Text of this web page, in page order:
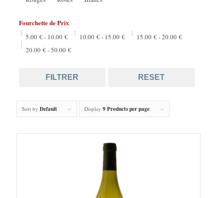
Fourchette de Prix
5.00 €- 10.00 € 10.00 €- 15.00 € 15.00 €-20.00 €
20.00 €-50.00 €
FILTRER RESET
Sort by Default Display 9 Products per page